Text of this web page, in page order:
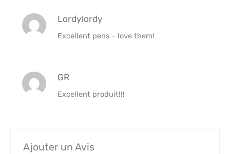
Lordylordy
Excellent pens – love them!
GR
Excellent produit!!!
Ajouter un Avis